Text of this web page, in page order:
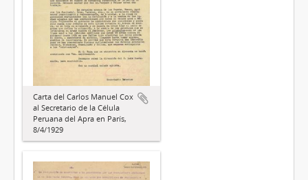
Carta del Carlos Manuel Cox
al Secretario de la Célula
Peruana del Apra en París,
8/4/1929